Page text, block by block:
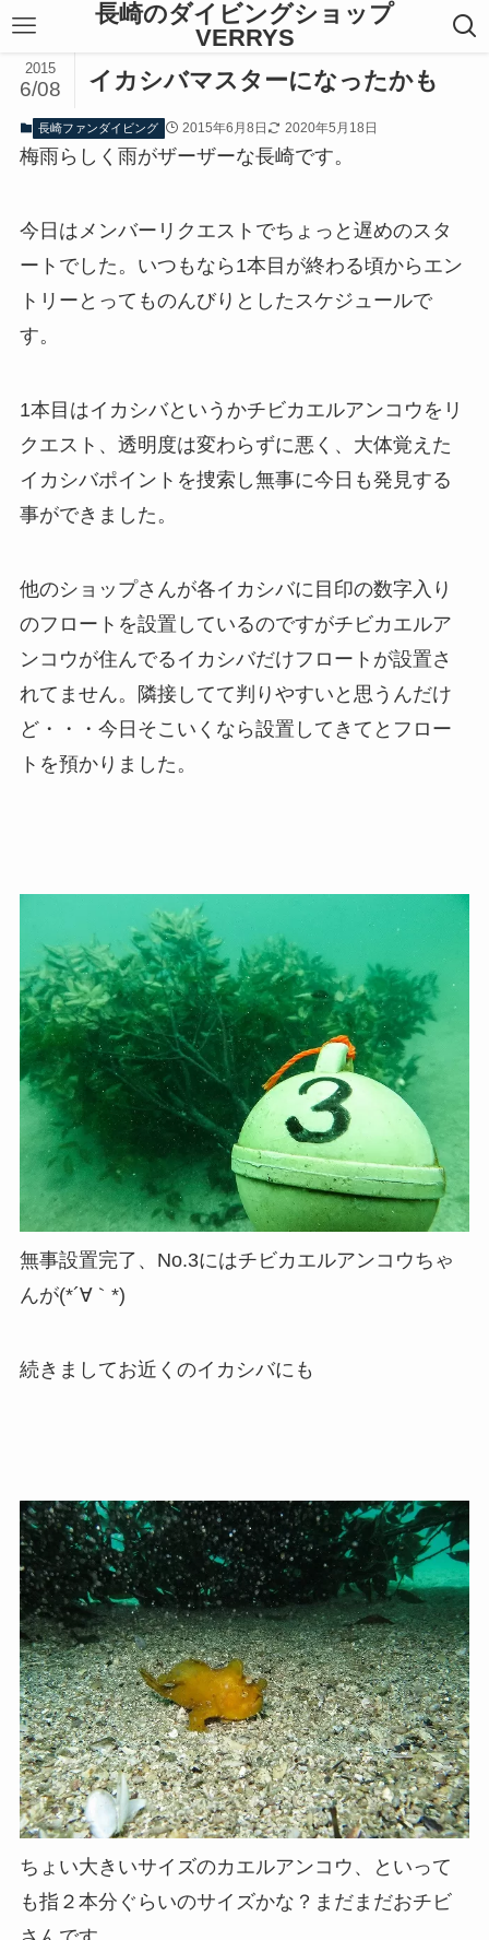
長崎のダイビングショップ
VERRYS
イカシバマスターになったかも
2015
6/08
長崎ファンダイビング 2015年6月8日 2020年5月18日
梅雨らしく雨がザーザーな長崎です。
今日はメンバーリクエストでちょっと遅めのスタ
ートでした。いつもなら1本目が終わる頃からエン
トリーとってものんびりとしたスケジュールで
す。
1本目はイカシバというかチビカエルアンコウをリ
クエスト、透明度は変わらずに悪く、大体覚えた
イカシバポイントを捜索し無事に今日も発見する
事ができました。
他のショップさんが各イカシバに目印の数字入り
のフロートを設置しているのですがチビカエルア
ンコウが住んでるイカシバだけフロートが設置さ
れてません。隣接してて判りやすいと思うんだけ
ど・・・今日そこいくなら設置してきてとフロー
トを預かりました。
無事設置完了、No.3にはチビカエルアンコウちゃ
んが(*´∀｀*)
続きましてお近くのイカシバにも
ちょい大きいサイズのカエルアンコウ、といって
も指２本分ぐらいのサイズかな？まだまだおチビ